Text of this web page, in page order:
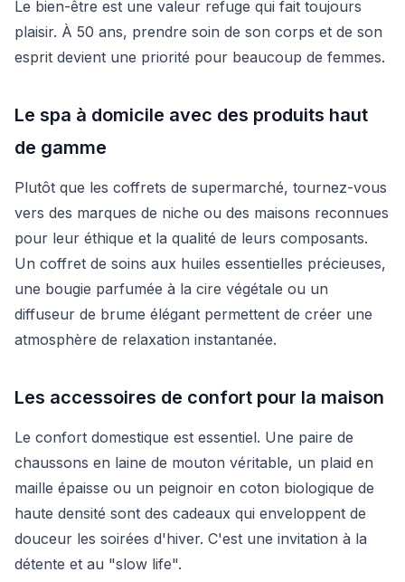
Le bien-être est une valeur refuge qui fait toujours
plaisir. À 50 ans, prendre soin de son corps et de son
esprit devient une priorité pour beaucoup de femmes.
Le spa à domicile avec des produits haut
de gamme
Plutôt que les coffrets de supermarché, tournez-vous
vers des marques de niche ou des maisons reconnues
pour leur éthique et la qualité de leurs composants.
Un coffret de soins aux huiles essentielles précieuses,
une bougie parfumée à la cire végétale ou un
diffuseur de brume élégant permettent de créer une
atmosphère de relaxation instantanée.
Les accessoires de confort pour la maison
Le confort domestique est essentiel. Une paire de
chaussons en laine de mouton véritable, un plaid en
maille épaisse ou un peignoir en coton biologique de
haute densité sont des cadeaux qui enveloppent de
douceur les soirées d'hiver. C'est une invitation à la
détente et au "slow life".